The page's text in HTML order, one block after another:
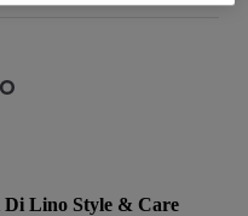
Lino Style & Care